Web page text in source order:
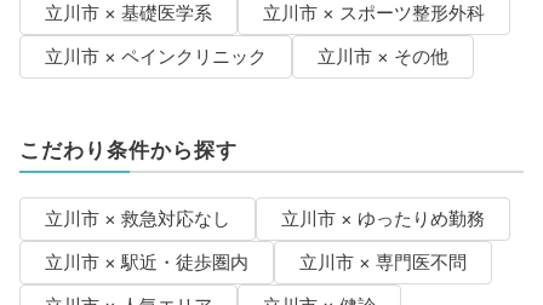
立川市 × 基礎医学系
立川市 × スポーツ整形外科
立川市 × ペインクリニック
立川市 × その他
こだわり条件から探す
立川市 × 救急対応なし
立川市 × ゆったりめ勤務
立川市 × 駅近・徒歩圏内
立川市 × 専門医不問